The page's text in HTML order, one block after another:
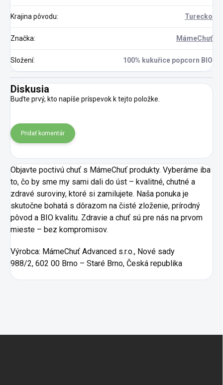
Krajina pôvodu: Turecko
Značka: MámeChuť
Složení: 100% kukuřice popcorn BIO
Diskusia
Buďte prvý, kto napíše príspevok k tejto položke.
Pridať komentár
Objavte poctivú chuť s MámeChuť produkty. Vyberáme iba
to, čo by sme my sami dali do úst – kvalitné, chutné a
zdravé suroviny, ktoré si zamilujete. Naša ponuka je
skutočne bohatá s dôrazom na čisté zloženie, prírodný
pôvod a BIO kvalitu. Zdravie a chuť sú pre nás na prvom
mieste – bez kompromisov.
Výrobca: MámeChuť Advanced s.r.o., Nové sady
988/2, 602 00 Brno – Staré Brno, Česká republika